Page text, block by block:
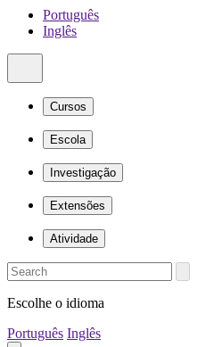
Português
Inglês
Cursos
Escola
Investigação
Extensões
Atividade
Escolhe o idioma
Português Inglês